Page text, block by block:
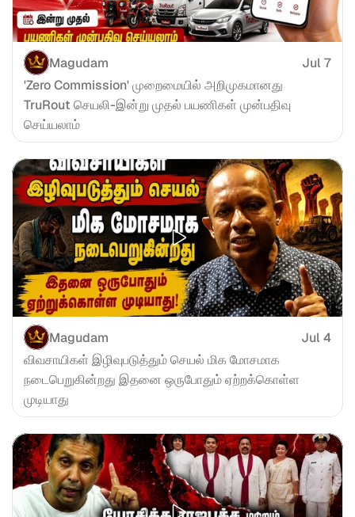
Magudam
Jul 7
'Zero Commission' முறைமையில் அறிமுகமானது
TruRout செயலி-இன்று முதல் பயணிகள் முன்பதிவு
செய்யலாம்
Magudam
Jul 4
விவசாயிகள் இழிவுபடுத்தும் செயல் மிக மோசமாக
நடைபெறுகின்றது இதனை ஒருபோதும் ஏற்றக்கொள்ள
முடியாது